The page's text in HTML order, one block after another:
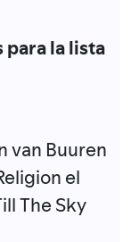
la lista
van Buuren
el
The Sky